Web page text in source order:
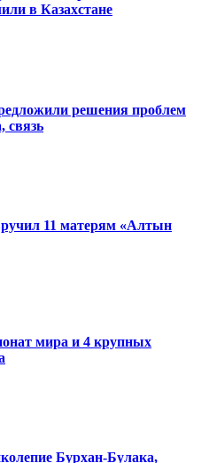
в Казахстане
решения проблем
связь
11 матерям «Алтын
мира и 4 крупных
Бурхан-Булака,